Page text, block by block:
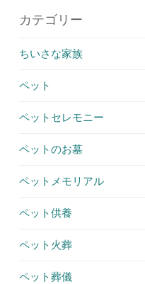
カテゴリー
ちいさな家族
ペット
ペットセレモニー
ペットのお墓
ペットメモリアル
ペット供養
ペット火葬
ペット葬儀